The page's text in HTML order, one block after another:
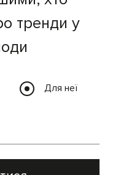
тренди у
Для неї